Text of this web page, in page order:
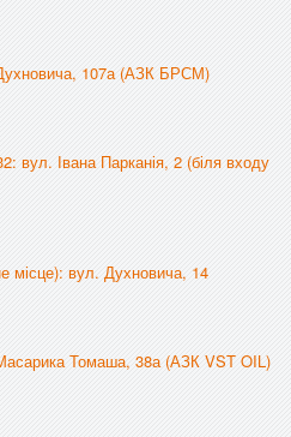
107а (АЗК БРСМ)
Івана Парканія, 2 (біля входу
місце): вул. Духновича, 14
Томаша, 38а (АЗК VST OIL)